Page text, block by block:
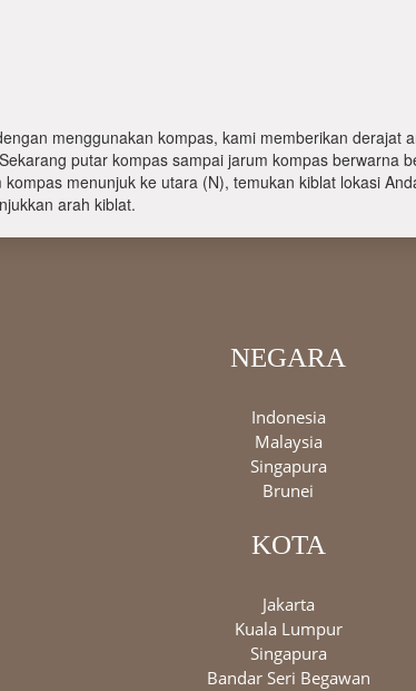
menggunakan kompas, kami memberikan derajat
putar kompas sampai jarum kompas berwarna
menunjuk ke utara (N), temukan kiblat lokasi
arah kiblat.
NEGARA
Indonesia
Malaysia
Singapura
Brunei
KOTA
Jakarta
Kuala Lumpur
Singapura
Bandar Seri Begawan